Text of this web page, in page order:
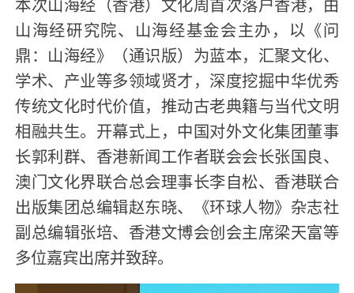
山海经研究院、山海经基金会主办，以《问
鼎：山海经》（通识版）为蓝本，汇聚文化、
学术、产业等多领域贤才，深度挖掘中华优秀
传统文化时代价值，推动古老典籍与当代文明
相融共生。开幕式上，中国对外文化集团董事
长郭利群、香港新闻工作者联会会长张国良、
澳门文化界联合总会理事长李自松、香港联合
出版集团总编辑赵东晓、《环球人物》杂志社
副总编辑张培、香港文博会创会主席梁天富等
多位嘉宾出席并致辞。